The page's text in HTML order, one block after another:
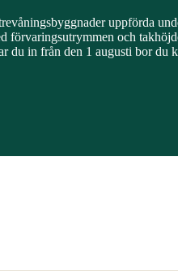
uppförda
och
du in från den 1 augusti bor du